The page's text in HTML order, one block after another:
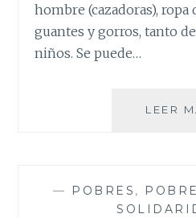
hombre (cazadoras),
guantes y gorros, tanto
niños. Se puede…
LEER
— POBRES ,